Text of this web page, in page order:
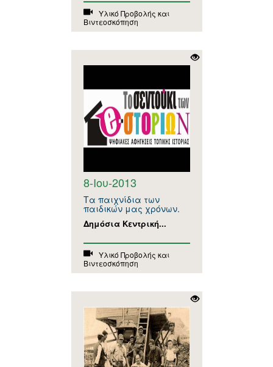
Υλικό Προβολής και
Βιντεοσκόπηση
8-Ιου-2013
Τα παιχνίδια των
παιδικών μας χρόνων.
Δημόσια Κεντρική...
Υλικό Προβολής και
Βιντεοσκόπηση